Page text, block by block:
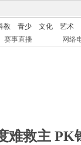
教 青少 文化
艺术
赛事直播 网络
难救主 PK